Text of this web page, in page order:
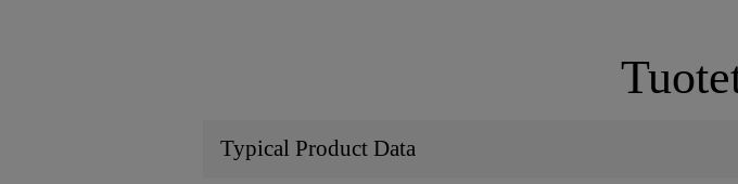
Typical Product Data